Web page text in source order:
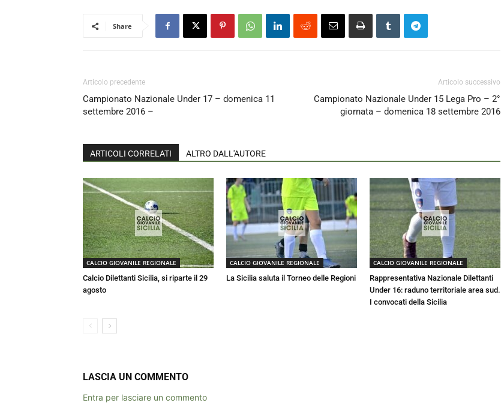
Share
Articolo precedente
Campionato Nazionale Under 17 – domenica 11
settembre 2016 –
Articolo successivo
Campionato Nazionale Under 15 Lega Pro – 2°
giornata – domenica 18 settembre 2016
ARTICOLI CORRELATI ALTRO DALL'AUTORE
CALCIO GIOVANILE REGIONALE
Calcio Dilettanti Sicilia, si riparte il 29
agosto
CALCIO GIOVANILE REGIONALE
La Sicilia saluta il Torneo delle Regioni
CALCIO GIOVANILE REGIONALE
Rappresentativa Nazionale Dilettanti
Under 16: raduno territoriale area sud.
I convocati della Sicilia
LASCIA UN COMMENTO
Entra per lasciare un commento